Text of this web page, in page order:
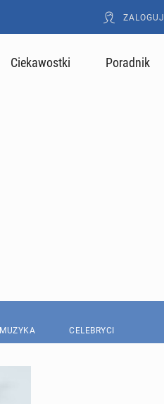
ZALOGUJ
Ciekawostki Poradnik
MUZYKA CELEBRYCI